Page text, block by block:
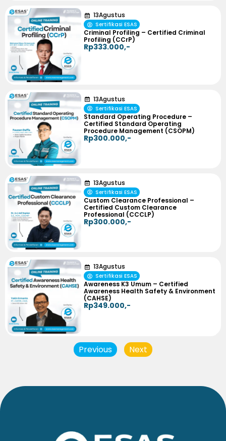
13Agustus
Sertifikasi ESAS
Criminal Profiling – Certified Criminal
Profiling (CCrP)
Rp333.000,-
13Agustus
Sertifikasi ESAS
Standard Operating Procedure –
Certified Standard Operating
Procedure Management (CSOPM)
Rp300.000,-
13Agustus
Sertifikasi ESAS
Custom Clearance Professional –
Certified Custom Clearance
Professional (CCCLP)
Rp300.000,-
13Agustus
Sertifikasi ESAS
Awareness K3 Umum – Certified
Awareness Health Safety & Environment
(CAHSE)
Rp349.000,-
Previous Next